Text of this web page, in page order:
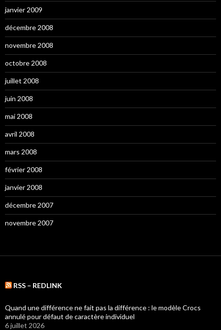
janvier 2009
décembre 2008
novembre 2008
octobre 2008
juillet 2008
juin 2008
mai 2008
avril 2008
mars 2008
février 2008
janvier 2008
décembre 2007
novembre 2007
RSS – REDLINK
Quand une différence ne fait pas la différence : le modèle Crocs
annulé pour défaut de caractère individuel
6 juillet 2026